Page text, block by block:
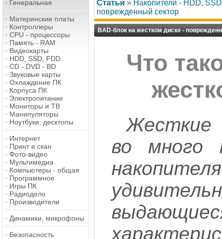
· Генеральная
· Материнские платы
· Контроллеры
· CPU - процессоры
· Память - RAM
· Видеокарты
· HDD, SSD, FDD
· CD - DVD - BD
· Звуковые карты
· Охлаждение ПК
· Корпуса ПК
· Электропитание
· Мониторы и ТВ
· Манипуляторы
· Ноутбуки, десктопы
· Интернет
· Принт и скан
· Фото-видео
· Мультимедиа
· Компьютеры - общая
· Программное
· Игры ПК
· Радиодело
· Производители
· Динамики, микрофоны
· Безопасность
Статьи » Накопители - HDD,
поврежденный сектор
BAD-блок на жестком диске -
Что
Жесткие
во много